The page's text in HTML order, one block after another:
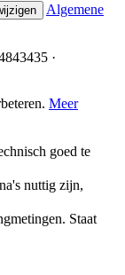
Algemene
·
Meer
goed te
nuttig zijn,
Staat